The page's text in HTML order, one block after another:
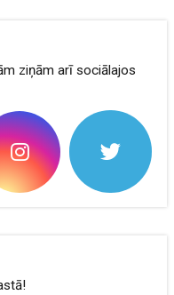
ziņām arī sociālajos